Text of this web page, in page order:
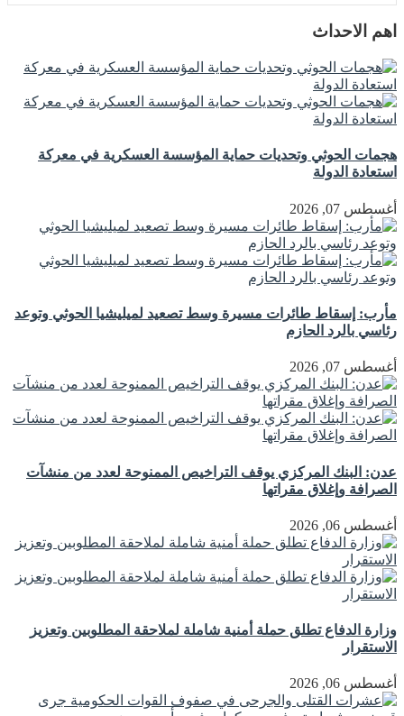
اهم الاحداث
هجمات الحوثي وتحديات حماية المؤسسة العسكرية في معركة
استعادة الدولة
أغسطس 07, 2026
مأرب: إسقاط طائرات مسيرة وسط تصعيد لميليشيا الحوثي وتوعد
رئاسي بالرد الحازم
أغسطس 07, 2026
عدن: البنك المركزي يوقف التراخيص الممنوحة لعدد من منشآت
الصرافة وإغلاق مقراتها
أغسطس 06, 2026
وزارة الدفاع تطلق حملة أمنية شاملة لملاحقة المطلوبين وتعزيز
الاستقرار
أغسطس 06, 2026